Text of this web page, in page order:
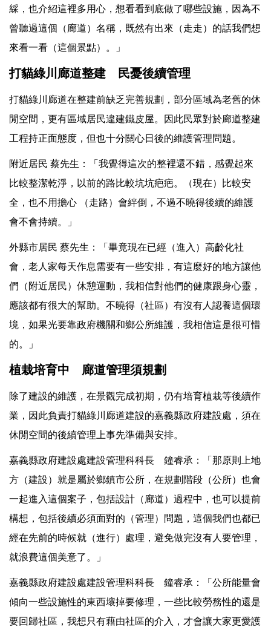
綵，也介紹這裡多用心，想看看到底做了哪些設施，因為不
曾聽過這個（廊道）名稱，既然有出來（走走）的話我們想
來看一看（這個景點）。」
打貓綠川廊道整建 民憂後續管理
打貓綠川廊道在整建前缺乏完善規劃，部分區域為老舊的休
閒空間，更有區域居民違建鐵皮屋。因此民眾對於廊道整建
工程持正面態度，但也十分關心日後的維護管理問題。
附近居民 蔡先生：「我覺得這次的整裡還不錯，感覺起來
比較整潔乾淨，以前的路比較坑坑疤疤。（現在）比較安
全，也不用擔心 （走路）會絆倒，不過不曉得後續的維護
會不會持續。」
外縣市居民 蔡先生：「畢竟現在已經（進入）高齡化社
會，老人家每天作息需要有一些安排，有這麼好的地方讓他
們（附近居民）休憩運動，我相信對他們的健康跟身心靈，
應該都有很大的幫助。不曉得（社區）有沒有人認養這個環
境，如果光要靠政府機關和鄉公所維護，我相信這是很可惜
的。」
植栽培育中 廊道管理須規劃
除了建設的維護，在景觀完成初期，仍有培育植栽等後續作
業，因此負責打貓綠川廊道建設的嘉義縣政府建設處，須在
休閒空間的後續管理上事先準備與安排。
嘉義縣政府建設處建設管理科科長 鐘睿承：「那原則上地
方（建設）就是屬於鄉鎮市公所，在規劃階段（公所）也會
一起進入這個案子，包括設計（廊道）過程中，也可以提前
構想，包括後續必須面對的（管理）問題，這個我們也都已
經在先前的時候就（進行）處理，避免做完沒有人要管理，
就浪費這個美意了。」
嘉義縣政府建設處建設管理科科長 鐘睿承：「公所能量會
傾向一些設施性的東西壞掉要修理，一些比較勞務性的還是
要回歸社區，我想只有藉由社區的介入，才會讓大家更愛護